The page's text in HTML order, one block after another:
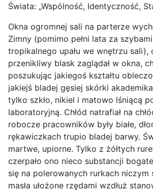
Świata: „Wspólność, Identyczność,
Okna ogromnej sali na parterze
Zimny (pomimo pełni lata za
tropikalnego upału we wnętrzu sali),
przenikliwy blask zaglądał w okna,
poszukując jakiegoś kształtu
jakiejś bladej gęsiej skórki
tylko szkło, nikiel i matowo lśniącą
laboratoryjną. Chłód natrafiał na
robocze pracowników były białe,
rękawiczkach trupio bladej barwy.
martwe, upiorne. Tylko z żółtych
czerpało ono nieco substancji
się na polerowanych rurkach niczym
masła ułożone rzędami wzdłuż